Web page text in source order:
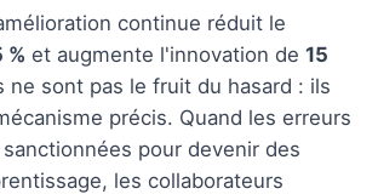
continue réduit le
% et augmente l'innovation de 15
ne sont pas le fruit du hasard : ils
précis. Quand les erreurs
pour devenir des
les collaborateurs